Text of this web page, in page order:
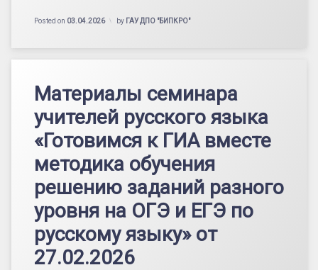
Posted on 03.04.2026 by ГАУ ДПО "БИПКРО"
Материалы семинара
учителей русского языка
«Готовимся к ГИА вместе
методика обучения
решению заданий разного
уровня на ОГЭ и ЕГЭ по
русскому языку» от
27.02.2026